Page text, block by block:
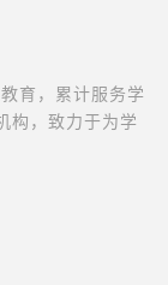
育，累计服务学
构，致力于为学